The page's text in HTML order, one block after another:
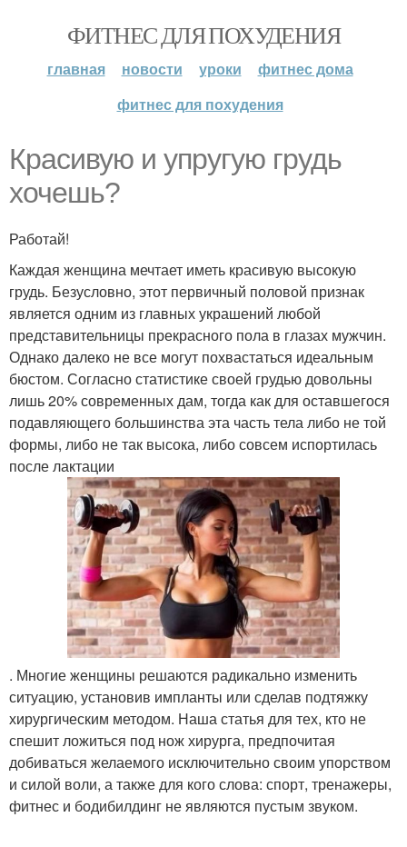
ФИТНЕС ДЛЯ ПОХУДЕНИЯ
главная новости уроки
фитнес дома
фитнес для похудения
Красивую и упругую грудь
хочешь?
Работай!
Каждая женщина мечтает иметь красивую высокую
грудь. Безусловно, этот первичный половой признак
является одним из главных украшений любой
представительницы прекрасного пола в глазах мужчин.
Однако далеко не все могут похвастаться идеальным
бюстом. Согласно статистике своей грудью довольны
лишь 20% современных дам, тогда как для оставшегося
подавляющего большинства эта часть тела либо не той
формы, либо не так высока, либо совсем испортилась
после лактации
. Многие женщины решаются радикально изменить
ситуацию, установив импланты или сделав подтяжку
хирургическим методом. Наша статья для тех, кто не
спешит ложиться под нож хирурга, предпочитая
добиваться желаемого исключительно своим упорством
и силой воли, а также для кого слова: спорт, тренажеры,
фитнес и бодибилдинг не являются пустым звуком.